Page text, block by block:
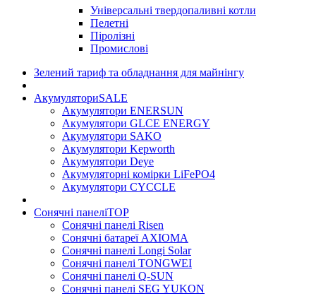
Універсальні твердопаливні котли
Пелетні
Піролізні
Промислові
Зелений тариф та обладнання для майнінгу
АкумуляториSALE
Акумулятори ENERSUN
Акумулятори GLCE ENERGY
Акумулятори SAKO
Акумулятори Kepworth
Акумулятори Deye
Акумуляторні комірки LiFePO4
Акумулятори CYCCLE
Сонячні панеліTOP
Сонячні панелі Risen
Сонячні батареї AXIOMA
Сонячні панелі Longi Solar
Сонячні панелі TONGWEI
Сонячні панелі Q-SUN
Сонячні панелі SEG YUKON